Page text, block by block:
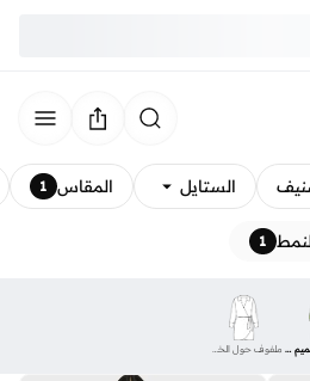
الستايل المقاس 1
1
فستان بتصميم قميص ملفوف حول الخصر